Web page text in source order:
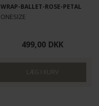
WRAP-BALLET-ROSE-PETAL
ONESIZE
499,00 DKK